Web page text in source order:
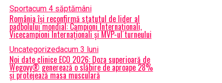
Sportacum 4 săptămâni
România își reconfirmă statutul de lider al
padbolului mondial: Campioni Internaționali,
Vicecampioni Internaționali și MVP-ul turneului
Uncategorizedacum 3 luni
Noi date clinice ECO 2026: Doza superioară de
Wegovy® generează o slăbire de aproape 28%
și protejează masa musculară